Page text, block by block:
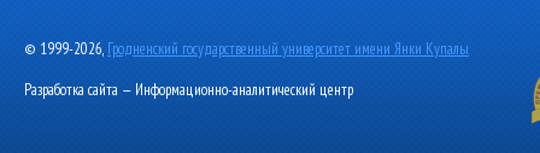
© 1999-2026, Гродненский государственный университет имени Янки Купалы
Разработка сайта — Информационно-аналитический центр